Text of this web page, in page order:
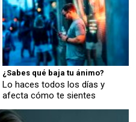
¿Sabes qué baja tu ánimo?
Lo haces todos los días y
afecta cómo te sientes